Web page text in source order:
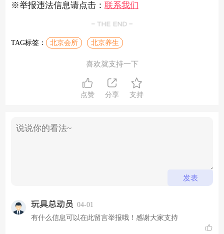
※举报违法信息请点击： 联系我们
TAG标签： 北京会所 北京养生
喜欢就支持一下
点赞 分享 支持
玩具总动员
04-01
有什么信息可以在此留言举报哦！感谢大家支持